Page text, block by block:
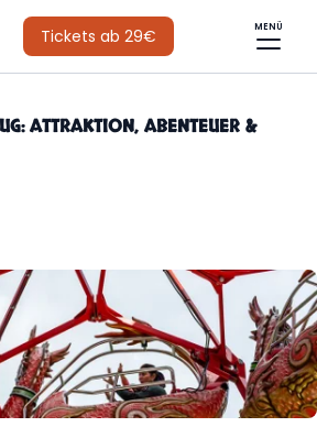
Tickets ab 29€ MENÜ
ATTRAKTION, ABENTEUER &